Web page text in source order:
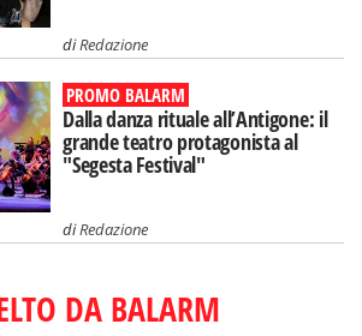
diRedazione
PROMO BALARM
Dalla danza rituale all’Antigone: il
grande teatro protagonista al
"Segesta Festival"
diRedazione
DA BALARM